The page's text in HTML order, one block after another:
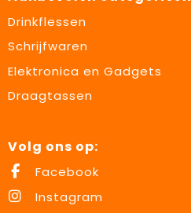
Drinkflessen
Schrijfwaren
Elektronica en Gadgets
Draagtassen
Volg ons op:
Facebook
Instagram